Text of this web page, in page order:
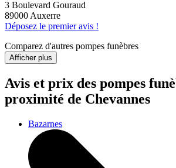
3 Boulevard Gouraud
89000 Auxerre
Déposez le premier avis !
Comparez d'autres pompes funèbres
Afficher plus
Avis et prix des pompes
proximité de Chevannes
Bazarnes